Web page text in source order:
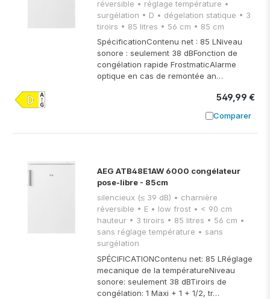
réversible • réglage température •
surgélation • D • dégelation statique • 3
tiroirs • 85 litres • 56 cm • 85 cm
SpécificationContenu net : 85 LNiveau
sonore : seulement 38 dBFonction de
congélation rapide FrostmaticAlarme
optique en cas de remontée an…
549,99 €
Comparer
Ajouter à
AEG ATB48E1AW 6000 congélateur
pose-libre - 85cm
silencieux (≤ 39 dB) • charnière
réversible • E • low frost • < 90 cm
hauteur • 3 tiroirs • 85 litres • 56 cm •
sans réglage température • sans
surgélation
SPÉCIFICATIONContenu net: 85 LRéglage
mecanique de la températureNiveau
sonore: seulement 38 dBTiroirs de
congélation: 1 Maxi + 1 + 1/2, tr…